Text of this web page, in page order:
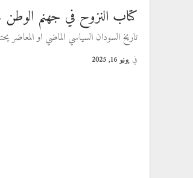
كتاب النزوح في جهنم الوطن
تاريخ السودان السياسي الماضي او المعاضر
في يونيو 16, 2025